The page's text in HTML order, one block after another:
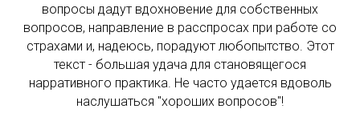
вопросы дадут вдохновение для собственных
вопросов, направление в расспросах при работе со
страхами и, надеюсь, порадуют любопытство. Этот
текст - большая удача для становящегося
нарративного практика. Не часто удается вдоволь
наслушаться "хороших вопросов"!